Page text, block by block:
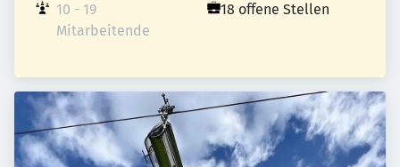
10 - 19
Mitarbeitende
18 offene Stellen